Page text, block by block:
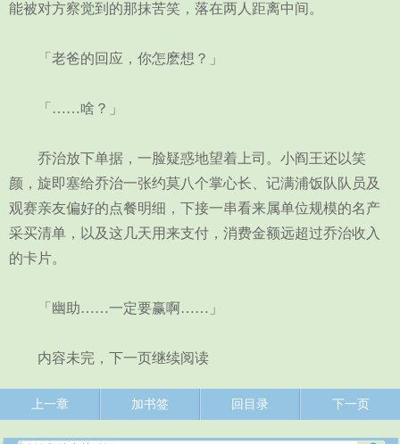
能被对方察觉到的那抹苦笑，落在两人距离中间。
「老爸的回应，你怎麽想？」
「……啥？」
乔治放下单据，一脸疑惑地望着上司。小阎王还以笑
颜，旋即塞给乔治一张约莫八个掌心长、记满浦饭队队员及
观赛亲友偏好的点餐明细，下接一串看来属单位规模的名产
采买清单，以及这几天用来支付，消费金额远超过乔治收入
的卡片。
「幽助……一定要赢啊……」
内容未完，下一页继续阅读
上一章 加书签 回目录 下一页